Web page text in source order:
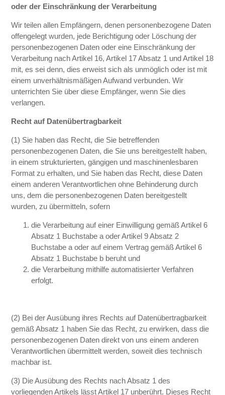
oder der Einschränkung der Verarbeitung
Wir teilen allen Empfängern, denen personenbezogene Daten
offengelegt wurden, jede Berichtigung oder Löschung der
personenbezogenen Daten oder eine Einschränkung der
Verarbeitung nach Artikel 16, Artikel 17 Absatz 1 und Artikel 18
mit, es sei denn, dies erweist sich als unmöglich oder ist mit
einem unverhältnismäßigen Aufwand verbunden. Wir
unterrichten Sie über diese Empfänger, wenn Sie dies
verlangen.
Recht auf Datenübertragbarkeit
(1) Sie haben das Recht, die Sie betreffenden
personenbezogenen Daten, die Sie uns bereitgestellt haben,
in einem strukturierten, gängigen und maschinenlesbaren
Format zu erhalten, und Sie haben das Recht, diese Daten
einem anderen Verantwortlichen ohne Behinderung durch
uns, dem die personenbezogenen Daten bereitgestellt
wurden, zu übermitteln, sofern
die Verarbeitung auf einer Einwilligung gemäß Artikel 6
Absatz 1 Buchstabe a oder Artikel 9 Absatz 2
Buchstabe a oder auf einem Vertrag gemäß Artikel 6
Absatz 1 Buchstabe b beruht und
die Verarbeitung mithilfe automatisierter Verfahren
erfolgt.
(2) Bei der Ausübung ihres Rechts auf Datenübertragbarkeit
gemäß Absatz 1 haben Sie das Recht, zu erwirken, dass die
personenbezogenen Daten direkt von uns einem anderen
Verantwortlichen übermittelt werden, soweit dies technisch
machbar ist.
(3) Die Ausübung des Rechts nach Absatz 1 des
vorliegenden Artikels lässt Artikel 17 unberührt. Dieses Recht